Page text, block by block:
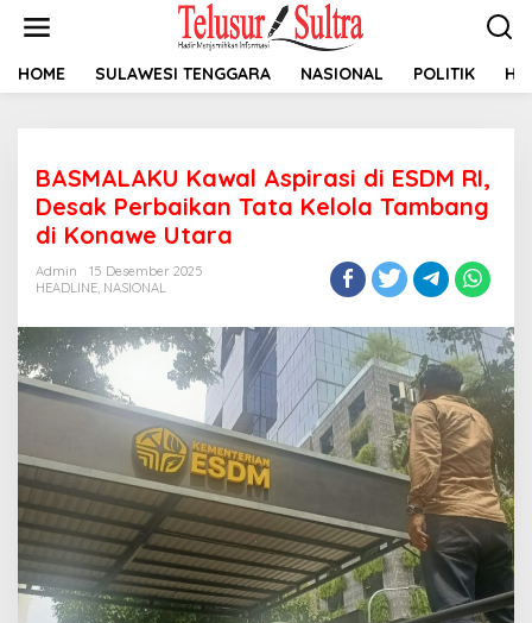
t
HOME SULAWESI TENGGARA NASIONAL POLITIK
BASMALAKU Kawal Aspirasi di ESDM RI,
Desak Perbaikan Tata Kelola Tambang
di Konawe Utara
Admin
15 Desember 2025
HEADLINE, NASIONAL